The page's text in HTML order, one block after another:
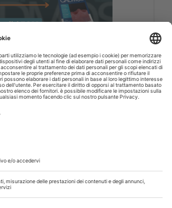
2026 - 2028 triennale 150
crediti ECM
DENTAL CADMOS triennale 150
crediti ECM
ECM: